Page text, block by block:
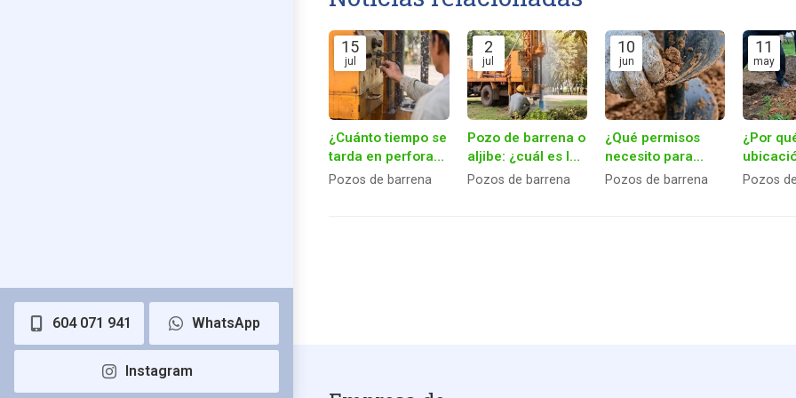
604 071 941 WhatsApp
Instagram
15
jul
¿Cuánto tiempo se
tarda en perforar
un pozo de
Pozos de barrena
2
jul
Pozo de barrena o
aljibe: ¿cuál es la
mejor opción para
Pozos de barrena
10
jun
¿Qué permisos
necesito para
perforar un pozo
Pozos de barrena
11
may
¿Por
crucial
Pozos